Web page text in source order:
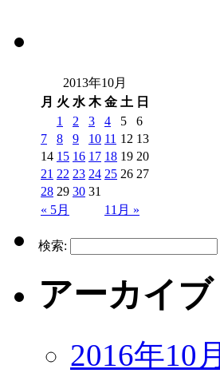
2013年10月
月 火 水 木 金 土 日
« 5月 11月 »
1 2 3 4 5
6
7
8 9 10 11 12 13
14 15 16 17 18 19 20
21 22 23 24 25 26 27
28 29 30 31
検索:
アーカイブ
2016年10月